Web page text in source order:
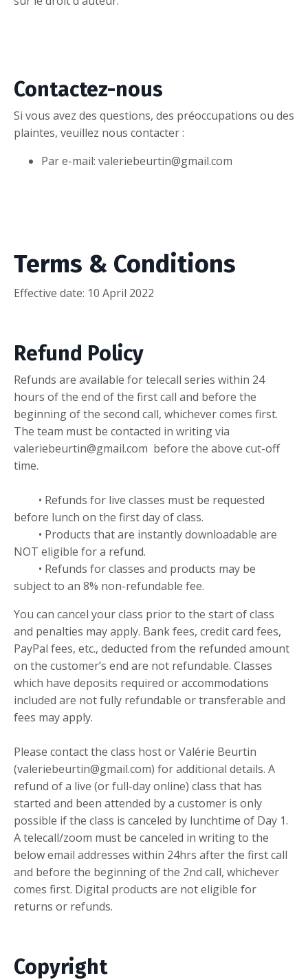
Contactez-nous
Si vous avez des questions, des préoccupations ou des
plaintes, veuillez nous contacter :
Par e-mail: valeriebeurtin@gmail.com
Terms & Conditions
Effective date: 10 April 2022
Refund Policy
Refunds are available for telecall series within 24
hours of the end of the first call and before the
beginning of the second call, whichever comes first.
The team must be contacted in writing via
valeriebeurtin@gmail.com before the above cut-off
time.
• Refunds for live classes must be requested
before lunch on the first day of class.
• Products that are instantly downloadable are
NOT eligible for a refund.
• Refunds for classes and products may be
subject to an 8% non-refundable fee.
You can cancel your class prior to the start of class
and penalties may apply. Bank fees, credit card fees,
PayPal fees, etc., deducted from the refunded amount
on the customer’s end are not refundable. Classes
which have deposits required or accommodations
included are not fully refundable or transferable and
fees may apply.
Please contact the class host or Valérie Beurtin
(valeriebeurtin@gmail.com) for additional details. A
refund of a live (or full-day online) class that has
started and been attended by a customer is only
possible if the class is canceled by lunchtime of Day 1.
A telecall/zoom must be canceled in writing to the
below email addresses within 24hrs after the first call
and before the beginning of the 2nd call, whichever
comes first. Digital products are not eligible for
returns or refunds.
Copyright